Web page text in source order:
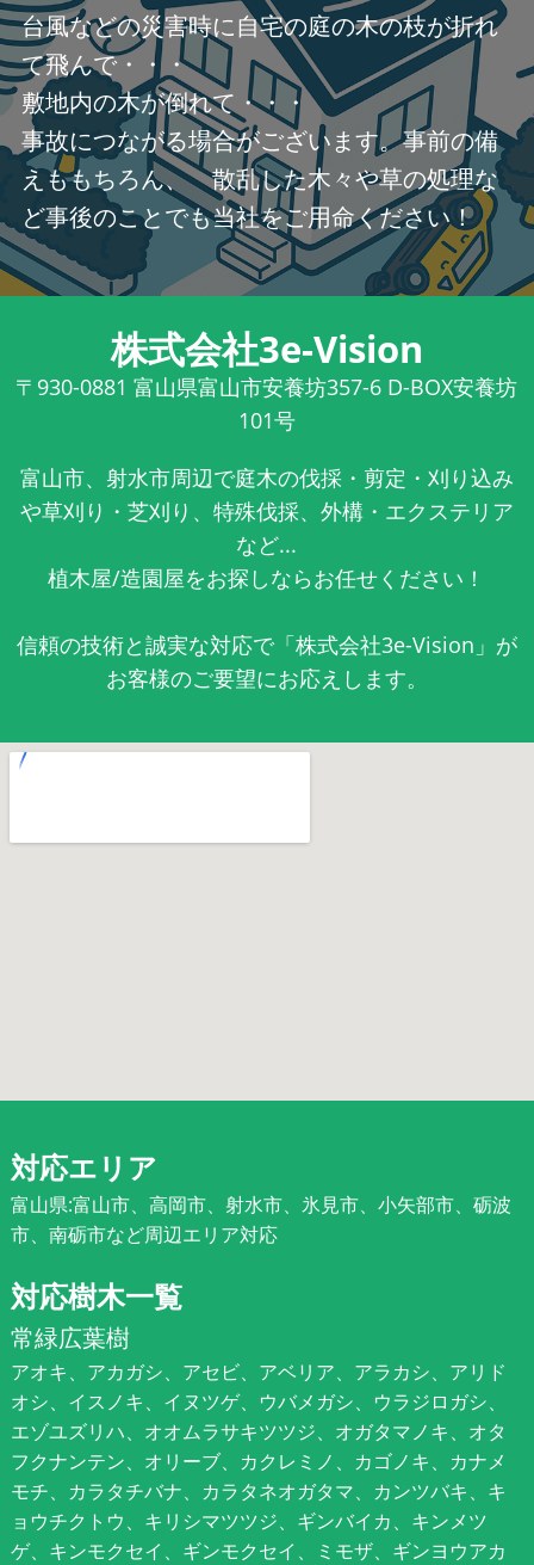
台風などの災害時に自宅の庭の木の枝が折れ
て飛んで・・・
敷地内の木が倒れて・・・
事故につながる場合がございます。事前の備
えももちろん、 散乱した木々や草の処理な
ど事後のことでも当社をご用命ください！
株式会社3e-Vision
〒930-0881 富山県富山市安養坊357-6 D-BOX安養坊
101号
富山市、射水市周辺で庭木の伐採・剪定・刈り込み
や草刈り・芝刈り、特殊伐採、外構・エクステリア
など...
植木屋/造園屋をお探しならお任せください！
信頼の技術と誠実な対応で「株式会社3e-Vision」が
お客様のご要望にお応えします。
対応エリア
富山県:富山市、高岡市、射水市、氷見市、小矢部市、砺波
市、南砺市など周辺エリア対応
対応樹木一覧
常緑広葉樹
アオキ、アカガシ、アセビ、アベリア、アラカシ、アリド
オシ、イスノキ、イヌツゲ、ウバメガシ、ウラジロガシ、
エゾユズリハ、オオムラサキツツジ、オガタマノキ、オタ
フクナンテン、オリーブ、カクレミノ、カゴノキ、カナメ
モチ、カラタチバナ、カラタネオガタマ、カンツバキ、キ
ョウチクトウ、キリシマツツジ、ギンバイカ、キンメツ
ゲ、キンモクセイ、ギンモクセイ、ミモザ、ギンヨウアカ